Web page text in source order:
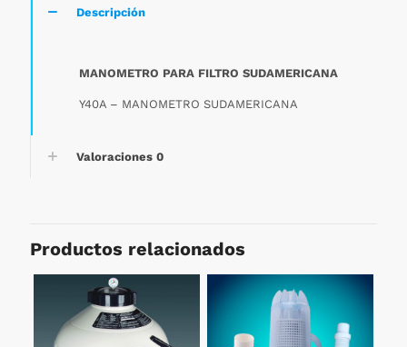
Descripción
MANOMETRO PARA FILTRO SUDAMERICANA
Y40A – MANOMETRO SUDAMERICANA
Valoraciones 0
Productos relacionados